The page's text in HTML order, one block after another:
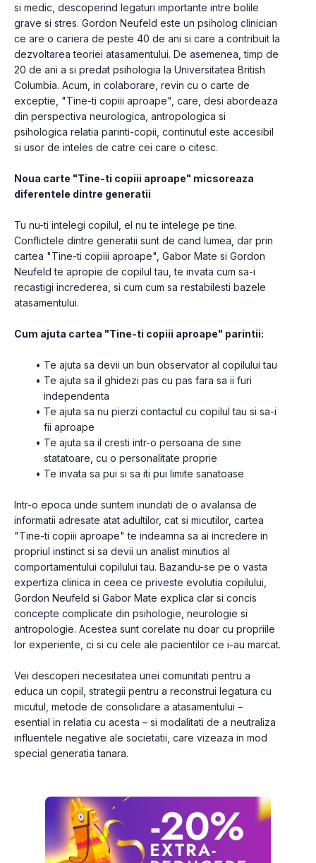
si medic, descoperind legaturi importante intre bolile
grave si stres. Gordon Neufeld este un psiholog clinician
ce are o cariera de peste 40 de ani si care a contribuit la
dezvoltarea teoriei atasamentului. De asemenea, timp de
20 de ani a si predat psihologia la Universitatea British
Columbia. Acum, in colaborare, revin cu o carte de
exceptie, "Tine-ti copiii aproape", care, desi abordeaza
din perspectiva neurologica, antropologica si
psihologica relatia parinti-copii, continutul este accesibil
si usor de inteles de catre cei care o citesc.
Noua carte "Tine-ti copiii aproape" micsoreaza
diferentele dintre generatii
Tu nu-ti intelegi copilul, el nu te intelege pe tine.
Conflictele dintre generatii sunt de cand lumea, dar prin
cartea "Tine-ti copiii aproape", Gabor Mate si Gordon
Neufeld te apropie de copilul tau, te invata cum sa-i
recastigi increderea, si cum cum sa restabilesti bazele
atasamentului.
Cum ajuta cartea "Tine-ti copiii aproape" parintii:
Te ajuta sa devii un bun observator al copilului tau
Te ajuta sa il ghidezi pas cu pas fara sa ii furi
independenta
Te ajuta sa nu pierzi contactul cu copilul tau si sa-i
fii aproape
Te ajuta sa il cresti intr-o persoana de sine
statatoare, cu o personalitate proprie
Te invata sa pui si sa iti pui limite sanatoase
Intr-o epoca unde suntem inundati de o avalansa de
informatii adresate atat adultilor, cat si micutilor, cartea
"Tine-ti copiii aproape" te indeamna sa ai incredere in
propriul instinct si sa devii un analist minutios al
comportamentului copilului tau. Bazandu-se pe o vasta
expertiza clinica in ceea ce priveste evolutia copilului,
Gordon Neufeld si Gabor Mate explica clar si concis
concepte complicate din psihologie, neurologie si
antropologie. Acestea sunt corelate nu doar cu propriile
lor experiente, ci si cu cele ale pacientilor ce i-au marcat.
Vei descoperi necesitatea unei comunitati pentru a
educa un copil, strategii pentru a reconstrui legatura cu
micutul, metode de consolidare a atasamentului –
esential in relatia cu acesta – si modalitati de a neutraliza
influentele negative ale societatii, care vizeaza in mod
special generatia tanara.